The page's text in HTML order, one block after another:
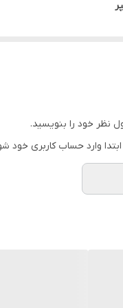
نظر خود را بنویسید.
وارد حساب کاربری خود